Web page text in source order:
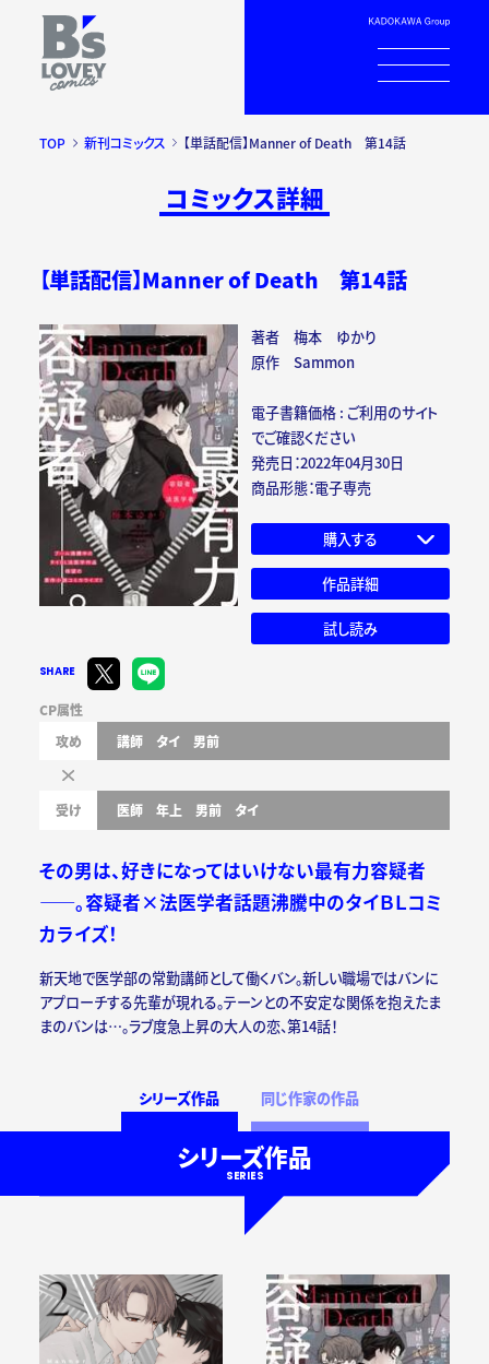
TOP 新刊コミックス 【単話配信】Manner of Death 第14話
コミックス詳細
【単話配信】Manner of Death 第14話
著者 梅本 ゆかり
原作 Sammon
電子書籍価格 : ご利用のサイト
でご確認ください
発売日：2022年04月30日
商品形態：電子専売
購入する
作品詳細
試し読み
SHARE
CP属性
攻め
講師 タイ 男前
受け 医師 年上 男前 タイ
その男は、好きになってはいけない最有力容疑者
――。容疑者×法医学者話題沸騰中のタイＢＬコミ
カライズ！
新天地で医学部の常勤講師として働くバン。新しい職場ではバンに
アプローチする先輩が現れる。テーンとの不安定な関係を抱えたま
まのバンは…。ラブ度急上昇の大人の恋、第14話！
シリーズ作品 同じ作家の作品
シリーズ作品
SERIES